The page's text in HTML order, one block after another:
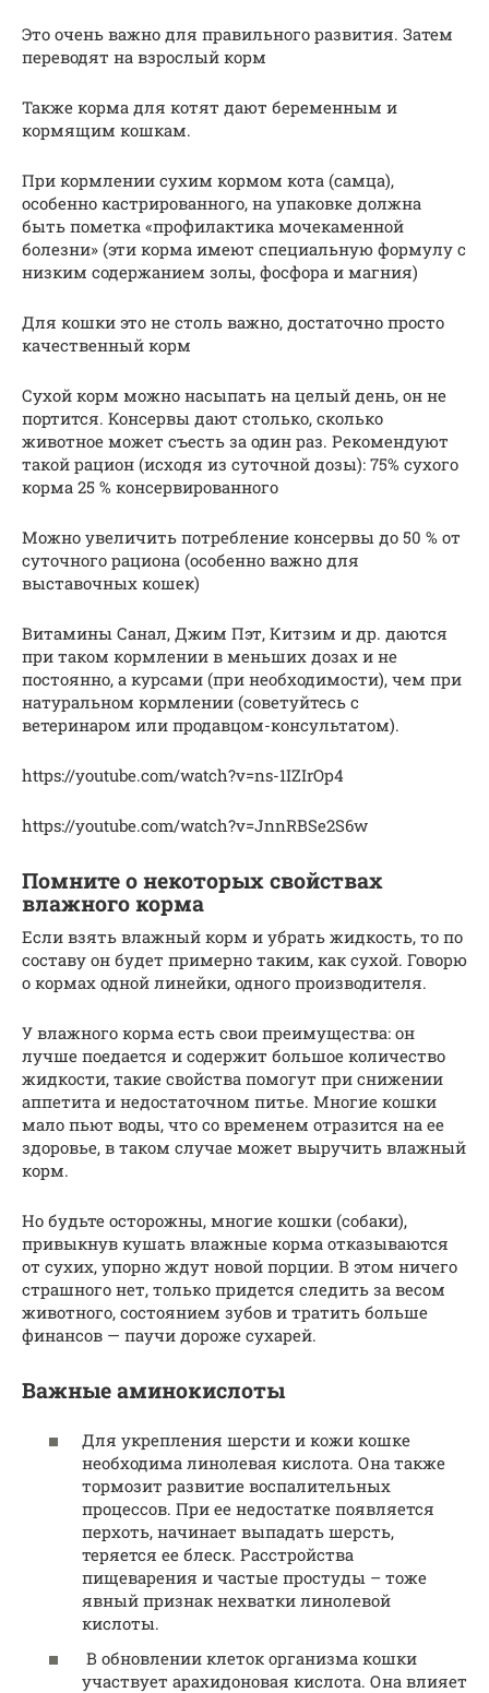
Это очень важно для правильного развития. Затем
переводят на взрослый корм
Также корма для котят дают беременным и
кормящим кошкам.
При кормлении сухим кормом кота (самца),
особенно кастрированного, на упаковке должна
быть пометка «профилактика мочекаменной
болезни» (эти корма имеют специальную формулу с
низким содержанием золы, фосфора и магния)
Для кошки это не столь важно, достаточно просто
качественный корм
Сухой корм можно насыпать на целый день, он не
портится. Консервы дают столько, сколько
животное может съесть за один раз. Рекомендуют
такой рацион (исходя из суточной дозы): 75% сухого
корма 25 % консервированного
Можно увеличить потребление консервы до 50 % от
суточного рациона (особенно важно для
выставочных кошек)
Витамины Санал, Джим Пэт, Китзим и др. даются
при таком кормлении в меньших дозах и не
постоянно, а курсами (при необходимости), чем при
натуральном кормлении (советуйтесь с
ветеринаром или продавцом-консультатом).
https://youtube.com/watch?v=ns-1IZIrOp4
https://youtube.com/watch?v=JnnRBSe2S6w
Помните о некоторых свойствах
влажного корма
Если взять влажный корм и убрать жидкость, то по
составу он будет примерно таким, как сухой. Говорю
о кормах одной линейки, одного производителя.
У влажного корма есть свои преимущества: он
лучше поедается и содержит большое количество
жидкости, такие свойства помогут при снижении
аппетита и недостаточном питье. Многие кошки
мало пьют воды, что со временем отразится на ее
здоровье, в таком случае может выручить влажный
корм.
Но будьте осторожны, многие кошки (собаки),
привыкнув кушать влажные корма отказываются
от сухих, упорно ждут новой порции. В этом ничего
страшного нет, только придется следить за весом
животного, состоянием зубов и тратить больше
финансов — паучи дороже сухарей.
Важные аминокислоты
Для укрепления шерсти и кожи кошке
необходима линолевая кислота. Она также
тормозит развитие воспалительных
процессов. При ее недостатке появляется
перхоть, начинает выпадать шерсть,
теряется ее блеск. Расстройства
пищеварения и частые простуды – тоже
явный признак нехватки линолевой
кислоты.
В обновлении клеток организма кошки
участвует арахидоновая кислота. Она влияет